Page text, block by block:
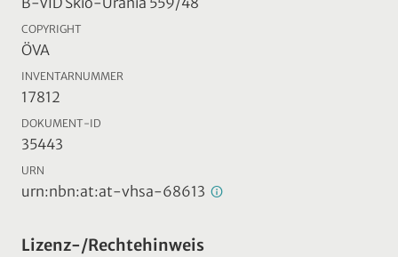
COPYRIGHT
ÖVA
INVENTARNUMMER
17812
DOKUMENT-ID
35443
URN
urn:nbn:at:at-vhsa-68613
Lizenz-/Rechtehinweis